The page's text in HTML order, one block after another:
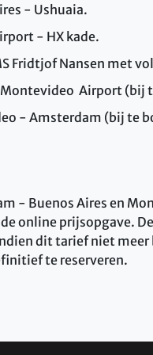
- Ushuaia.
- HX kade.
Fridtjof Nansen met
Montevideo Airport (bij
- Amsterdam (bij te
- Buenos Aires en
online prijsopgave.
dit tarief niet meer
te reserveren.